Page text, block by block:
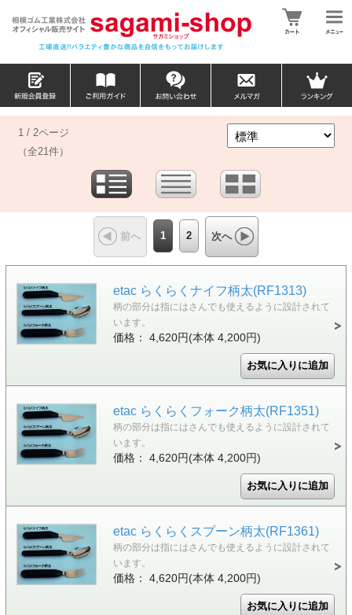
1 / 2ページ
（全21件）
前へ 1 2 次へ
etac らくらくナイフ柄太(RF1313)
柄の部分は指にはさんでも使えるように設計されて
います。
価格： 4,620円(本体 4,200円)
etac らくらくフォーク柄太(RF1351)
柄の部分は指にはさんでも使えるように設計されて
います。
価格： 4,620円(本体 4,200円)
etac らくらくスプーン柄太(RF1361)
柄の部分は指にはさんでも使えるように設計されて
います。
価格： 4,620円(本体 4,200円)